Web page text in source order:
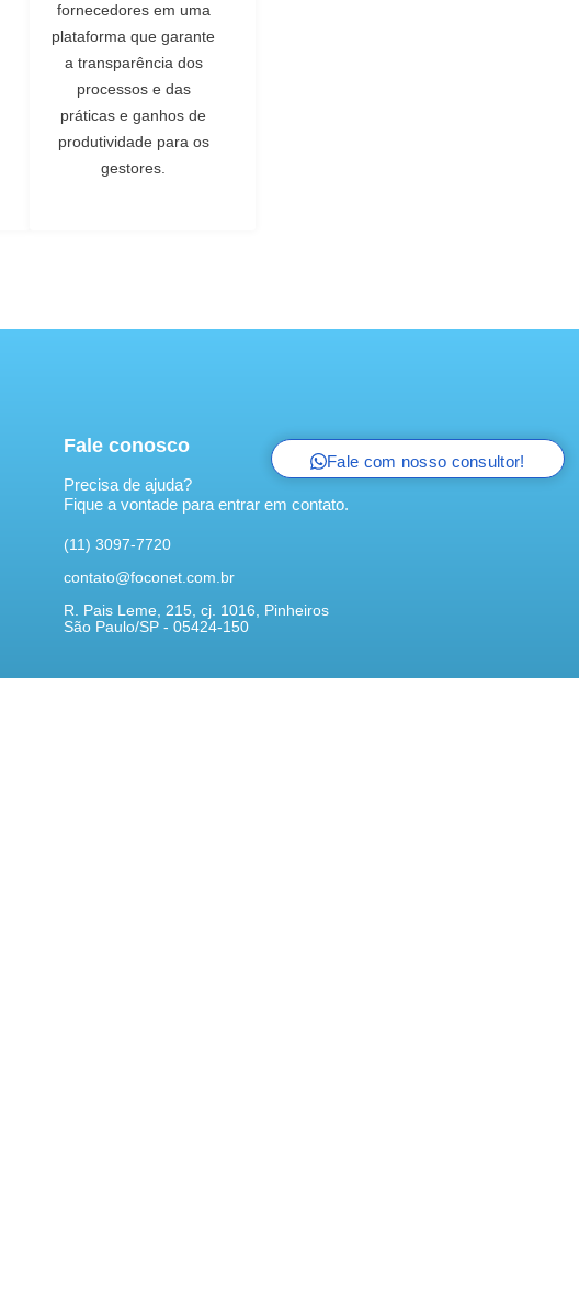
fornecedores em uma
plataforma que garante
a transparência dos
processos e das
práticas e ganhos de
produtividade para os
gestores.
Fale conosco
Precisa de ajuda?
Fique a vontade para entrar em contato.
(11) 3097-7720
contato@foconet.com.br
R. Pais Leme, 215, cj. 1016, Pinheiros
São Paulo/SP - 05424-150
Fale com nosso consultor!